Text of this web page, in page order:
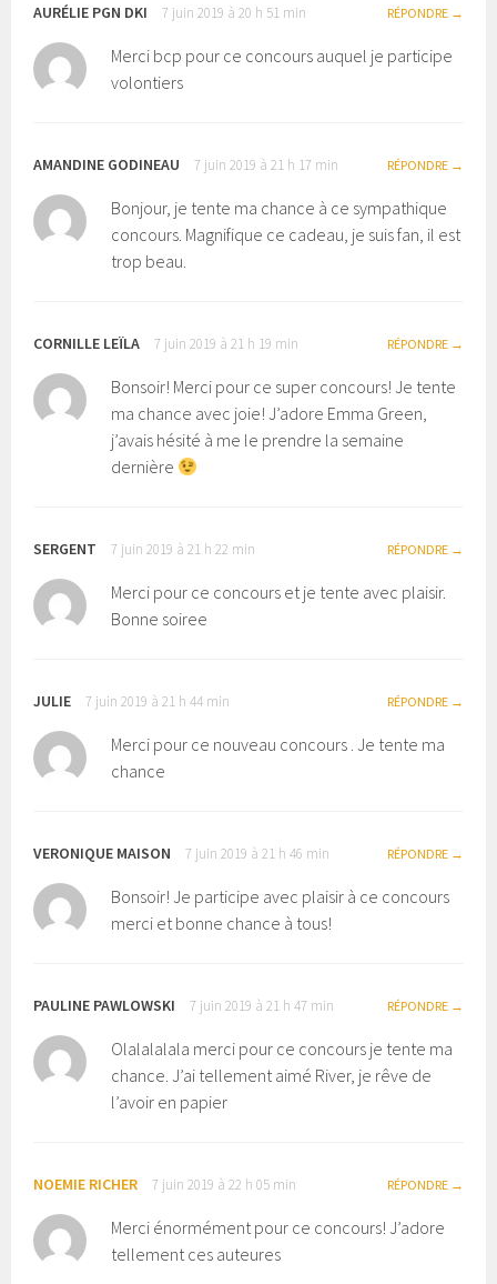
AURÉLIE PGN DKI 7 juin 2019 à 20 h 51 min RÉPONDRE
Merci bcp pour ce concours auquel je participe
volontiers
AMANDINE GODINEAU 7 juin 2019 à 21 h 17 min RÉPONDRE
Bonjour, je tente ma chance à ce sympathique
concours. Magnifique ce cadeau, je suis fan, il est
trop beau.
CORNILLE LEÏLA 7 juin 2019 à 21 h 19 min RÉPONDRE
Bonsoir! Merci pour ce super concours! Je tente
ma chance avec joie! J’adore Emma Green,
j’avais hésité à me le prendre la semaine
dernière
SERGENT 7 juin 2019 à 21 h 22 min RÉPONDRE
Merci pour ce concours et je tente avec plaisir.
Bonne soiree
JULIE 7 juin 2019 à 21 h 44 min RÉPONDRE
Merci pour ce nouveau concours . Je tente ma
chance
VERONIQUE MAISON 7 juin 2019 à 21 h 46 min RÉPONDRE
Bonsoir! Je participe avec plaisir à ce concours
merci et bonne chance à tous!
PAULINE PAWLOWSKI 7 juin 2019 à 21 h 47 min RÉPONDRE
Olalalalala merci pour ce concours je tente ma
chance. J’ai tellement aimé River, je rêve de
l’avoir en papier
NOEMIE RICHER 7 juin 2019 à 22 h 05 min RÉPONDRE
Merci énormément pour ce concours! J’adore
tellement ces auteures